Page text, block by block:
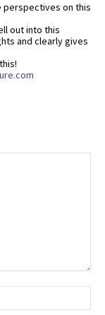
perspectives on this
out into this
and clearly gives